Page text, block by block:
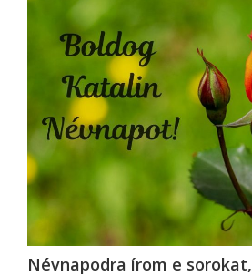
Névnapodra írom e sorokat,